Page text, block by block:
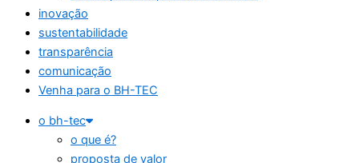
inovação
sustentabilidade
transparência
comunicação
Venha para o BH-TEC
o bh-tec
o que é?
proposta de valor